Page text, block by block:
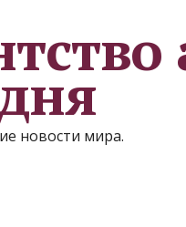
новости мира.